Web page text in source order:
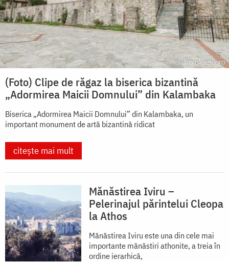
(Foto) Clipe de răgaz la biserica bizantină
„Adormirea Maicii Domnului” din Kalambaka
Biserica „Adormirea Maicii Domnului” din Kalambaka, un
important monument de artă bizantină ridicat
citește mai mult
Mănăstirea Iviru –
Pelerinajul părintelui Cleopa
la Athos
Mănăstirea Iviru este una din cele mai
importante mănăstiri athonite, a treia în
ordine ierarhică,